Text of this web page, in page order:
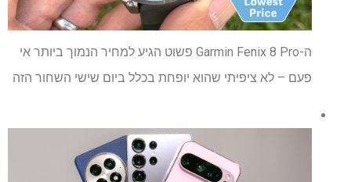
ה-Garmin Fenix ​​8 Pro פשוט הגיע למחיר הנמוך ביותר אי
פעם – לא ציפיתי שהוא יופחת בכלל ביום שישי השחור הזה